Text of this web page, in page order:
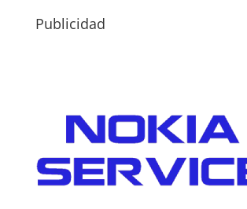
Publicidad